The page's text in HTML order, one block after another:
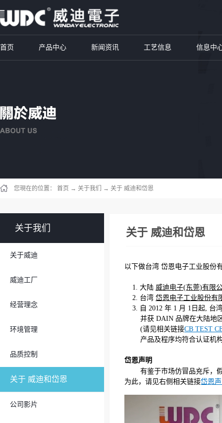
首页 产品中心 新闻资讯 工艺信息 信息中
您現在的位置： 首页 → 关于我们 → 关于 威迪和岱恩
关于我们
关于威迪
威迪工厂
经营理念
环境管理
品质控制
关于 威迪和岱恩
公司影片
关于 威迪和岱恩
以下做台湾 岱恩电子工业股份
1. 大陆 威迪电子(东莞)有限
2. 台湾 岱恩电子工业股份有
3. 自 2012 年 1 月 1日起, 台
并获 DAIN 品牌在大陆地区
(请见相关链接CB TEST
产品及程序均符合认证机构
岱恩声明
有鉴于市场仿冒品充斥，
为此，请见右侧相关链接岱恩